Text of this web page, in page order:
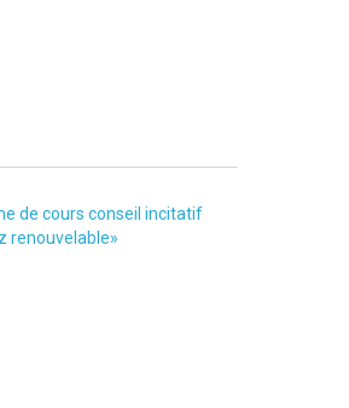
de cours conseil incitatif
renouvelable»